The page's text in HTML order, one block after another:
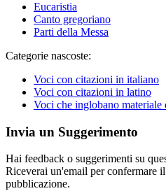
Eucaristia
Canto gregoriano
Parti della Messa
Categorie nascoste:
Voci con citazioni in italiano
Voci con citazioni in latino
Voci che inglobano
Invia un Suggerimento
Hai feedback o suggerimenti su
Riceverai un'email per confermare
pubblicazione.